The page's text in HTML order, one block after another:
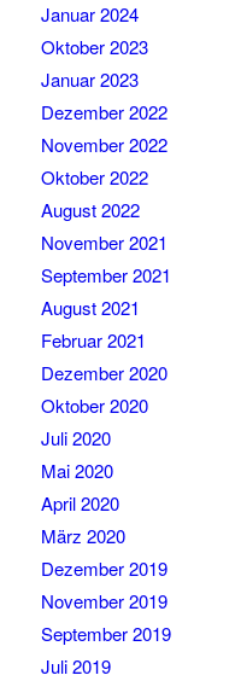
Januar 2024
Oktober 2023
Januar 2023
Dezember 2022
November 2022
Oktober 2022
August 2022
November 2021
September 2021
August 2021
Februar 2021
Dezember 2020
Oktober 2020
Juli 2020
Mai 2020
April 2020
März 2020
Dezember 2019
November 2019
September 2019
Juli 2019